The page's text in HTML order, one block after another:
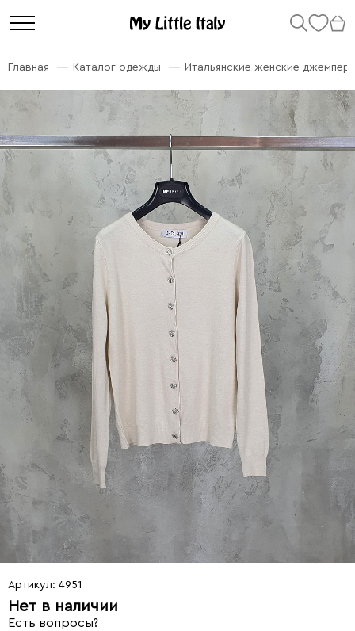
Главная Каталог одежды Итальянские женские
Артикул: 4951
Нет в наличии
Есть вопросы?